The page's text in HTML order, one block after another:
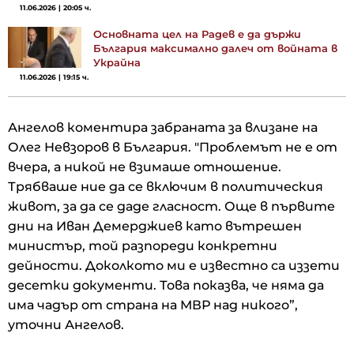
11.06.2026 | 20:05 ч.
Основната цел на Радев е да държи
България максимално далеч от войната в
Украйна
11.06.2026 | 19:15 ч.
Ангелов коментира забраната за влизане на
Олег Невзоров в България. "Проблемът не е от
вчера, а никой не взимаше отношение.
Трябваше ние да се включим в политическия
живот, за да се даде гласност. Още в първите
дни на Иван Демерджиев като вътрешен
министър, той разпореди конкретни
дейности. Доколкото ми е известно са иззети
десетки документи. Това показва, че няма да
има чадър от страна на МВР над никого”,
уточни Ангелов.